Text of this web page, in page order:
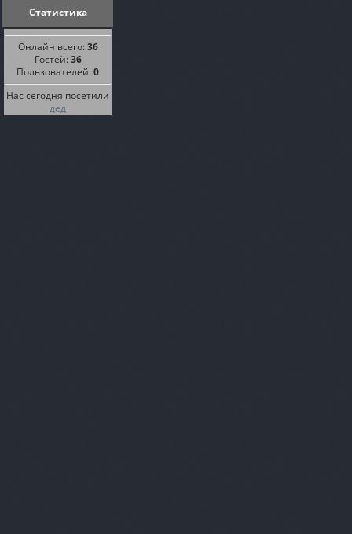
Статистика
Онлайн всего:36
Гостей:36
Пользователей:0
Нас сегодня посетили
дед